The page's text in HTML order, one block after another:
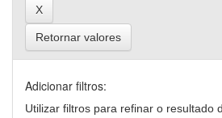
Retornar valores
Adicionar filtros:
Utilizar filtros para refinar o resultado